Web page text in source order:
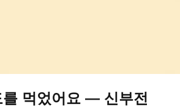
를 먹었어요 — 신부전